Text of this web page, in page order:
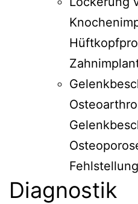
Diagnostik